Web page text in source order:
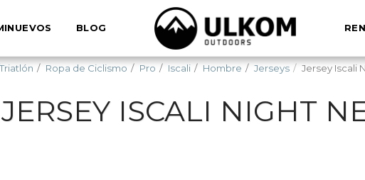
BLOG
Ropa de Ciclismo Pro Iscali Hombre Jerseys Jersey Iscali
JERSEY ISCALI NIGHT